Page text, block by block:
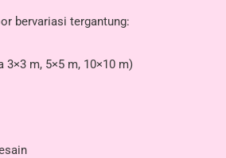
bervariasi tergantung:
3×3 m, 5×5 m, 10×10 m)